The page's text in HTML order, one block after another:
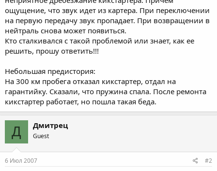
ощущение, что звук идет из картера. При переключении
на первую передачу звук пропадает. При возвращении в
нейтраль снова может появиться.
Кто сталкивался с такой проблемой или знает, как ее
решить, прошу ответить!!!
Небольшая предистория:
На 300 км пробега отказал кикстартер, отдал на
гарантийку. Сказали, что пружина спала. После ремонта
кикстартер работает, но пошла такая беда.
Д Дмитрец
Guest
6 Июл 2007 #2